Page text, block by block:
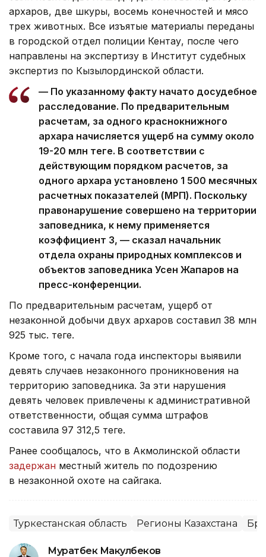
архаров, две шкуры, восемь конечностей и мясо
трех животных. Все изъятые материалы переданы
в городской отдел полиции Кентау, после чего
направлены на экспертизу в Институт судебных
экспертиз по Кызылординской области.
— По указанному факту начато досудебное
расследование. По предварительным
расчетам, за одного краснокнижного
архара начисляется ущерб на сумму около
19-20 млн теңге. В соответствии с
действующим порядком расчетов, за
одного архара установлено 1 500 месячных
расчетных показателей (МРП). Поскольку
правонарушение совершено на территории
заповедника, к нему применяется
коэффициент 3, — сказал начальник
отдела охраны природных комплексов и
объектов заповедника Усен Жапаров на
пресс-конференции.
По предварительным расчетам, ущерб от
незаконной добычи двух архаров составил 38 млн
925 тыс. теңге.
Кроме того, с начала года инспекторы выявили
девять случаев незаконного проникновения на
территорию заповедника. За эти нарушения
девять человек привлечены к административной
ответственности, общая сумма штрафов
составила 97 312,5 теңге.
Ранее сообщалось, что в Акмолинской области
задержан местный житель по подозрению
в незаконной охоте на сайгака.
Туркестанская область Регионы Казахстана
Муратбек Макулбеков